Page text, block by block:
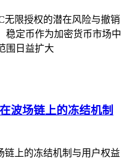
无限授权的潜在风险与撤销
稳定币作为加密货币市场中
围日益扩大
波场链上的冻结机制
链上的冻结机制与用户权益